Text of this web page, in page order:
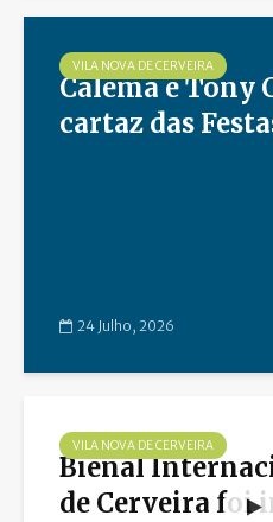
VILA NOVA DE CERVEIRA
Calema e Tony
cartaz das
24 Julho, 2026
VILA NOVA DE CERVEIRA
Bienal
de Cerveira foi